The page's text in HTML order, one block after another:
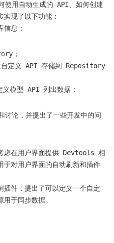
使用自动生成的 API、如何创建
现了以下功能：
息；
；
自定义 API 存储到 Repository
模型 API 列出数据；
讨论，并提出了一些开发中的问
虑在用户界面提供 Devtools 相
于对用户界面的自动刷新和插件
件，提出了可以定义一个自定
于同步数据。